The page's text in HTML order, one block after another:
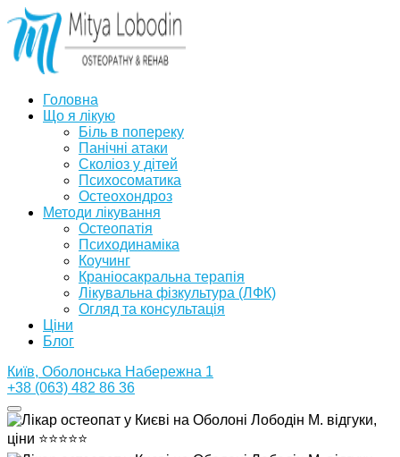
Головна
Що я лікую
Біль в попереку
Панічні атаки
Сколіоз у дітей
Психосоматика
Остеохондроз
Методи лікування
Остеопатія
Психодинаміка
Коучинг
Краніосакральна терапія
Лікувальна фізкультура (ЛФК)
Огляд та консультація
Ціни
Блог
Київ, Оболонська Набережна 1
+38 (063) 482 86 36